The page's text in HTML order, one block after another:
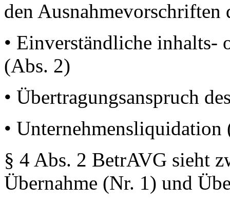
den
• Einverständliche inhalts-
(Abs. 2)
• Übertragungsanspruch
• Unternehmensliquidation
§ 4 Abs. 2 BetrAVG sieht
Übernahme (Nr. 1) und